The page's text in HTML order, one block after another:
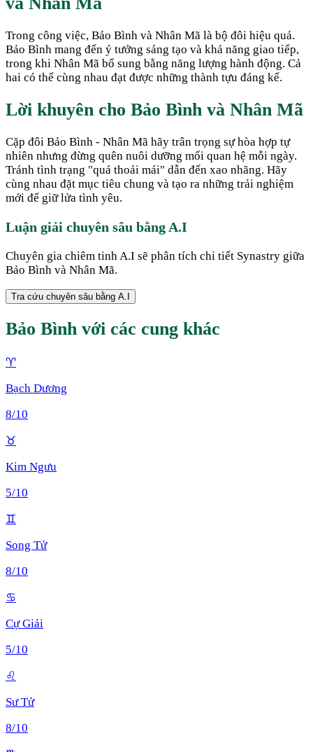
Trong công việc, Bảo Bình và Nhân Mã là bộ đôi hiệu quả.
Bảo Bình mang đến ý tưởng sáng tạo và khả năng giao tiếp,
trong khi Nhân Mã bổ sung bằng năng lượng hành động. Cả
hai có thể cùng nhau đạt được những thành tựu đáng kể.
Lời khuyên cho Bảo Bình và Nhân Mã
Cặp đôi Bảo Bình - Nhân Mã hãy trân trọng sự hòa hợp tự
nhiên nhưng đừng quên nuôi dưỡng mối quan hệ mỗi ngày.
Tránh tình trạng "quá thoải mái" dẫn đến xao nhãng. Hãy
cùng nhau đặt mục tiêu chung và tạo ra những trải nghiệm
mới để giữ lửa tình yêu.
Luận giải chuyên sâu bằng A.I
Chuyên gia chiêm tinh A.I sẽ phân tích chi tiết Synastry giữa
Bảo Bình và Nhân Mã.
Tra cứu chuyên sâu bằng A.I
Bảo Bình với các cung khác
♈
Bạch Dương
8/10
♉
Kim Ngưu
5/10
♊
Song Tử
8/10
♋
Cự Giải
5/10
♌
Sư Tử
8/10